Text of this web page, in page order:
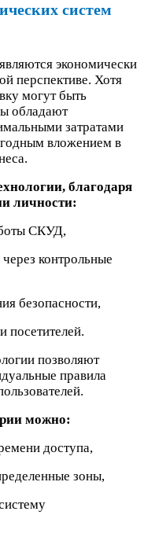
систем
экономически
перспективе. Хотя
могут быть
обладают
затратами
вложением в
благодаря
личности:
СКУД,
контрольные
безопасности,
посетителей.
позволяют
правила
можно:
доступа,
зоны,